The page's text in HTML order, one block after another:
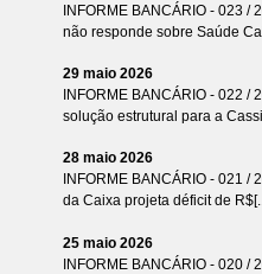
INFORME BANCÁRIO - 023 /
não responde sobre Saúde
29 maio 2026
INFORME BANCÁRIO - 022 /
solução estrutural para a
28 maio 2026
INFORME BANCÁRIO - 021
da Caixa projeta déficit de
25 maio 2026
INFORME BANCÁRIO - 020 /